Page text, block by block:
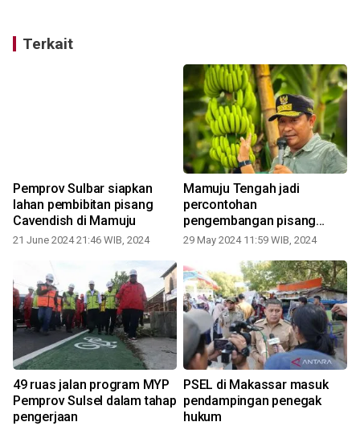
Terkait
Pemprov Sulbar siapkan
lahan pembibitan pisang
Cavendish di Mamuju
21 June 2024 21:46 WIB, 2024
Mamuju Tengah jadi
percontohan
pengembangan pisang
cavendish di Sulbar
29 May 2024 11:59 WIB, 2024
49 ruas jalan program MYP
Pemprov Sulsel dalam tahap
pengerjaan
PSEL di Makassar masuk
pendampingan penegak
hukum